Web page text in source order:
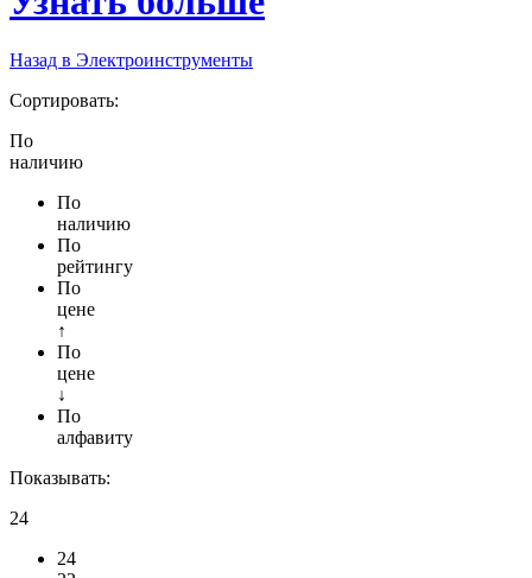
Назад в Электроинструменты
Сортировать:
По
наличию
По
наличию
По
рейтингу
По
цене
↑
По
цене
↓
По
алфавиту
Показывать:
24
24